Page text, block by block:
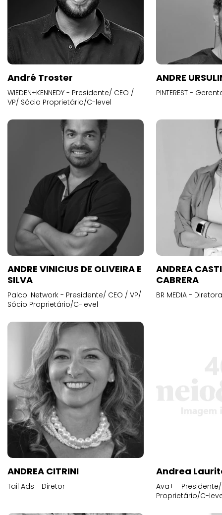
André Troster
WIEDEN+KENNEDY - Presidente/ CEO /
VP/ Sócio Proprietário/C-level
ANDRE
PINTEREST -
ANDRE VINICIUS DE OLIVEIRA E
SILVA
Palco! Network - Presidente/ CEO / VP/
Sócio Proprietário/C-level
ANDREA
CABRERA
BR MEDIA -
ANDREA CITRINI
Tail Ads - Diretor
Andrea
Ava+ -
Proprietário/C-